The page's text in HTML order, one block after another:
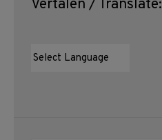
Vertalen / Translate: